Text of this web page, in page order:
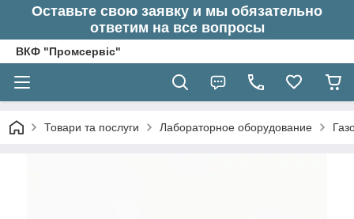
Оставьте свою заявку и мы обязательно
ответим на все вопросы
ВКФ "Промсервіс"
Товари та послуги Лабораторное оборудование